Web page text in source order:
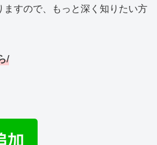
すので、もっと深く知りたい方
/